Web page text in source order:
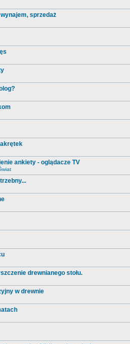
sprzedaż
ankiety - oglądacze TV
drewnianego stołu.
w drewnie